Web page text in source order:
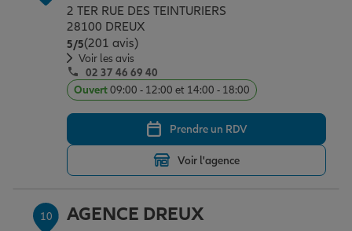
2 TER RUE DES TEINTURIERS
28100 DREUX
5/5Note de 5 sur 5
(201 avis)
Voir les avis
02 37 46 69 40
Ouvert09:00 - 12:00 et 14:00 - 18:00
Prendre un RDV
Voir l'agence
10 AGENCE DREUX